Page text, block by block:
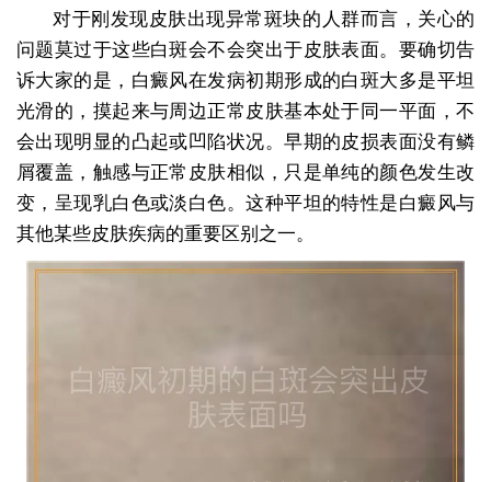
对于刚发现皮肤出现异常斑块的人群而言，关心的
问题莫过于这些白斑会不会突出于皮肤表面。要确切告
诉大家的是，白癜风在发病初期形成的白斑大多是平坦
光滑的，摸起来与周边正常皮肤基本处于同一平面，不
会出现明显的凸起或凹陷状况。早期的皮损表面没有鳞
屑覆盖，触感与正常皮肤相似，只是单纯的颜色发生改
变，呈现乳白色或淡白色。这种平坦的特性是白癜风与
其他某些皮肤疾病的重要区别之一。